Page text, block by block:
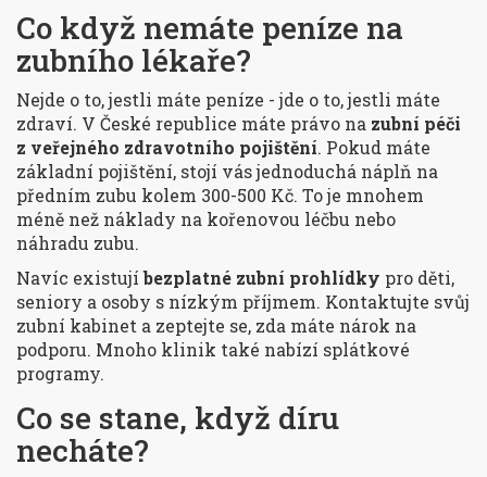
Co když nemáte peníze na
zubního lékaře?
Nejde o to, jestli máte peníze - jde o to, jestli máte
zdraví. V České republice máte právo na zubní péči
z veřejného zdravotního pojištění. Pokud máte
základní pojištění, stojí vás jednoduchá náplň na
předním zubu kolem 300-500 Kč. To je mnohem
méně než náklady na kořenovou léčbu nebo
náhradu zubu.
Navíc existujíbezplatné zubní prohlídky pro děti,
seniory a osoby s nízkým příjmem. Kontaktujte svůj
zubní kabinet a zeptejte se, zda máte nárok na
podporu. Mnoho klinik také nabízí splátkové
programy.
Co se stane, když díru
necháte?